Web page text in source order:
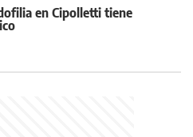
en Cipolletti tiene